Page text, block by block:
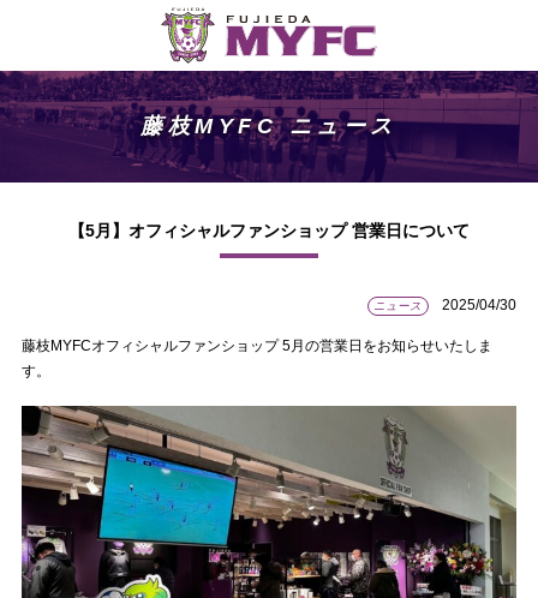
藤枝MYFC ニュース
【5月】オフィシャルファンショップ 営業日について
ニュース 2025/04/30
藤枝MYFCオフィシャルファンショップ 5月の営業日をお知らせいたしま
す。